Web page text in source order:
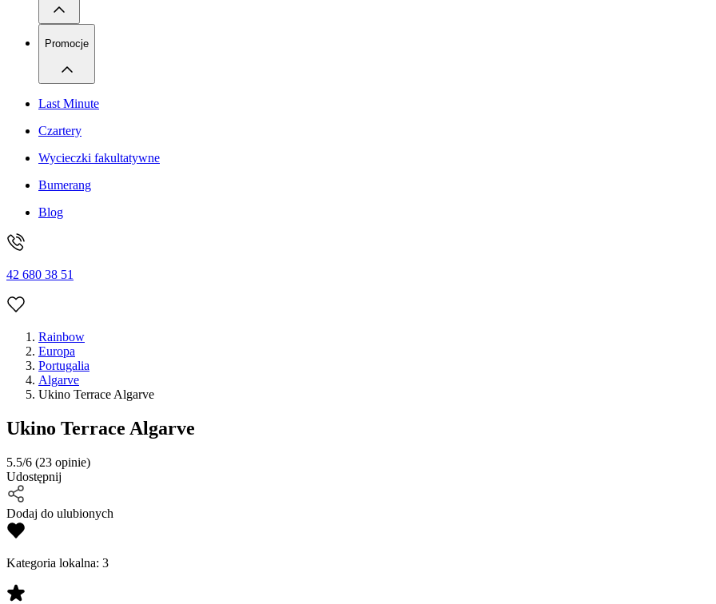
Promocje
Last Minute
Czartery
Wycieczki fakultatywne
Bumerang
Blog
42 680 38 51
Rainbow
Europa
Portugalia
Algarve
Ukino Terrace Algarve
Ukino Terrace Algarve
5.5/6 (23 opinie)
Udostępnij
Dodaj do ulubionych
Kategoria lokalna: 3